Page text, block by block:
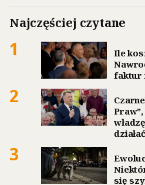
Najczęściej czytane
1
Ile
faktur
2
3
się